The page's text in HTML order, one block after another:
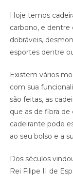
Hoje temos
carbono, e dentre
dobráveis,
esportes dentre
Existem vários
com sua
são feitas, as
que as de fibra de
cadeirante pode
ao seu bolso e a
Dos séculos
Rei Filipe II de